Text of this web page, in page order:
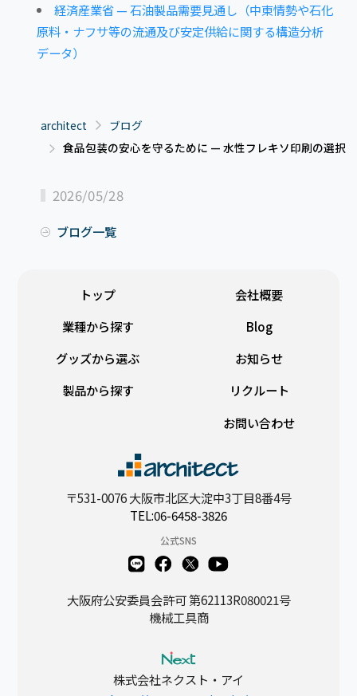
経済産業省 — 石油製品需要見通し（中東情勢や石化
原料・ナフサ等の流通及び安定供給に関する構造分析
データ）
architect
ブログ
食品包装の安心を守るために — 水性フレキソ印刷の選択
2026/05/28
ブログ一覧
〒531-0076 大阪市北区大淀中3丁目8番4号
TEL:06-6458-3826
公式SNS
大阪府公安委員会許可 第62113R080021号
機械工具商
トップ
業種から探す
グッズから選ぶ
製品から探す
会社概要
Blog
お知らせ
リクルート
お問い合わせ
株式会社ネクスト・アイ